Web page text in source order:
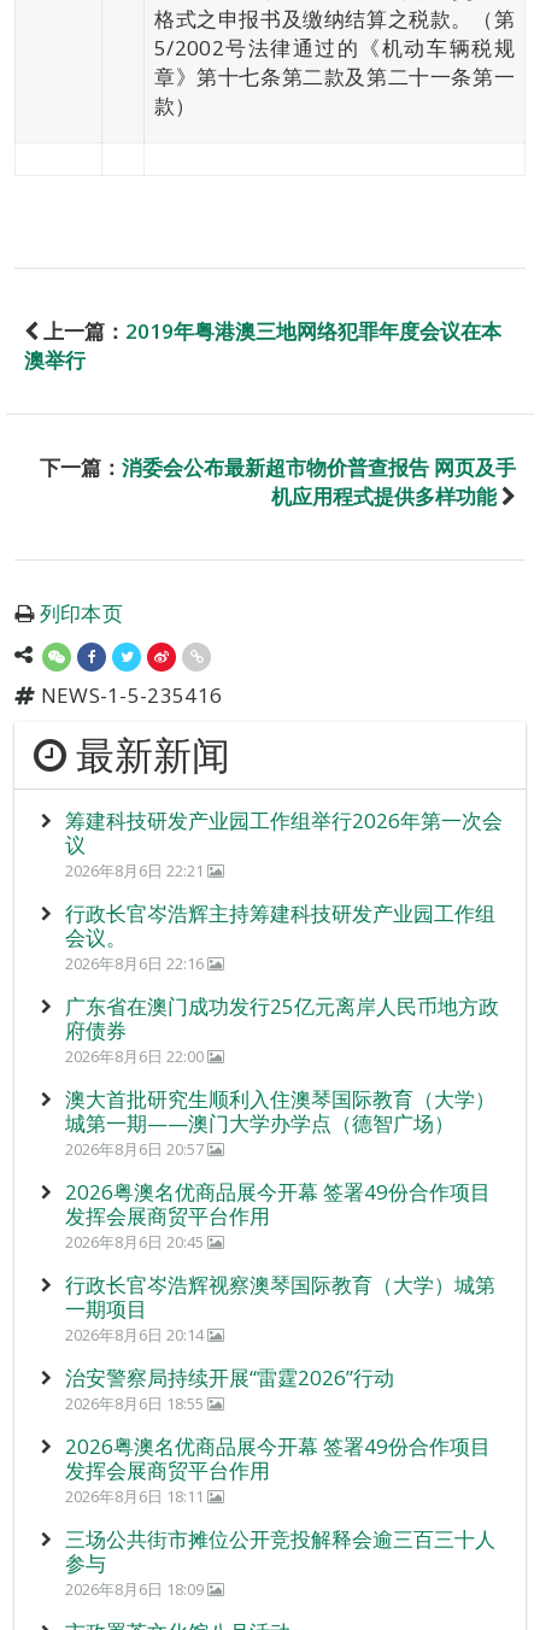
格式之申报书及缴纳结算之税款。（第
5/2002号法律通过的《机动车辆税规
章》第十七条第二款及第二十一条第一
款）
上一篇： 2019年粤港澳三地网络犯罪年度会议在本
澳举行
下一篇： 消委会公布最新超市物价普查报告 网页及手
机应用程式提供多样功能
列印本页
NEWS-1-5-235416
最新新闻
筹建科技研发产业园工作组举行2026年第一次会
议
2026年8月6日 22:21
行政长官岑浩辉主持筹建科技研发产业园工作组
会议。
2026年8月6日 22:16
广东省在澳门成功发行25亿元离岸人民币地方政
府债券
2026年8月6日 22:00
澳大首批研究生顺利入住澳琴国际教育（大学）
城第一期——澳门大学办学点（德智广场）
2026年8月6日 20:57
2026粤澳名优商品展今开幕 签署49份合作项目
发挥会展商贸平台作用
2026年8月6日 20:45
行政长官岑浩辉视察澳琴国际教育（大学）城第
一期项目
2026年8月6日 20:14
治安警察局持续开展“雷霆2026”行动
2026年8月6日 18:55
2026粤澳名优商品展今开幕 签署49份合作项目
发挥会展商贸平台作用
2026年8月6日 18:11
三场公共街市摊位公开竞投解释会逾三百三十人
参与
2026年8月6日 18:09